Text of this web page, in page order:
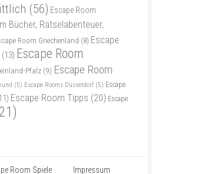
(56) Escape Room
Bücher, Rätselabenteuer,
Room Griechenland (8) Escape
(13) Escape Room
Pfalz (9) Escape Room
(5) Escape Rooms Düsseldorf (5) Escape
Escape Room Tipps (20) Escape
Room Spiele Impressum